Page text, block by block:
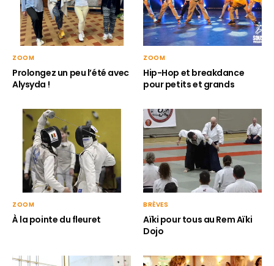
ZOOM
Prolongez un peu l’été avec
Alysyda !
ZOOM
Hip-Hop et breakdance
pour petits et grands
ZOOM
À la pointe du fleuret
BRÈVES
Aïki pour tous au Rem Aïki
Dojo